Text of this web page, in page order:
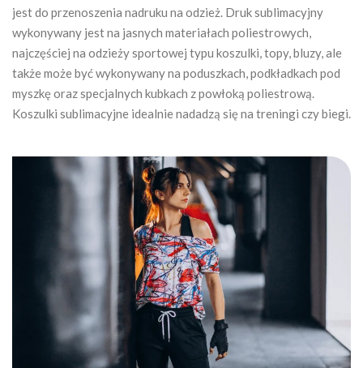
jest do przenoszenia nadruku na odzież. Druk sublimacyjny
wykonywany jest na jasnych materiałach poliestrowych,
najczęściej na odzieży sportowej typu koszulki, topy, bluzy, ale
także może być wykonywany na poduszkach, podkładkach pod
myszkę oraz specjalnych kubkach z powłoką poliestrową.
Koszulki sublimacyjne idealnie nadadzą się na treningi czy biegi.